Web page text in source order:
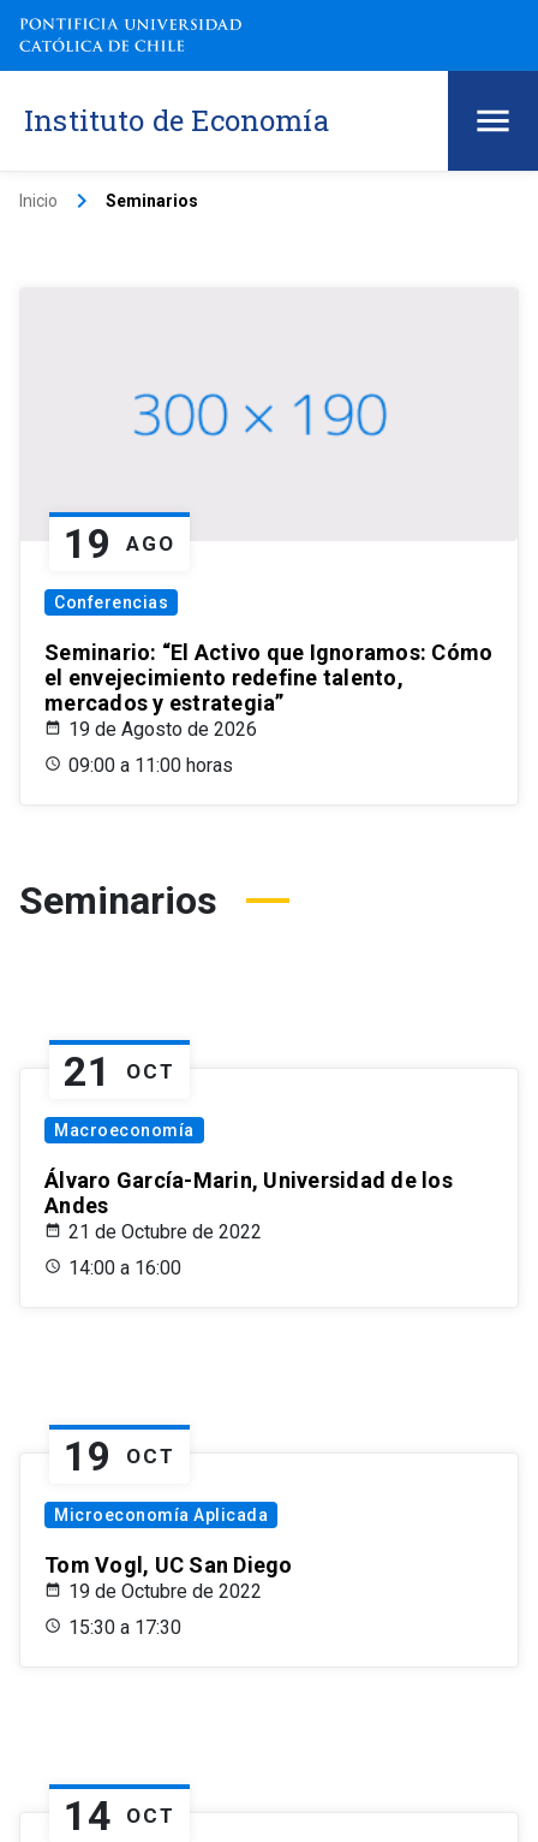
Instituto de Economía
Inicio keyboard_arrow_right Seminarios
19 AGO
Conferencias
Seminario: “El Activo que Ignoramos: Cómo
el envejecimiento redefine talento,
mercados y estrategia”
19 de Agosto de 2026
09:00 a 11:00 horas
Seminarios
21 OCT
Macroeconomía
Álvaro García-Marin, Universidad de los
Andes
21 de Octubre de 2022
14:00 a 16:00
19 OCT
Microeconomía Aplicada
Tom Vogl, UC San Diego
19 de Octubre de 2022
15:30 a 17:30
14 OCT